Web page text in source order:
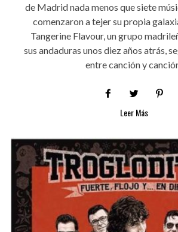
de Madrid nada menos que siete
comenzaron a tejer su propia
Tangerine Flavour, un grupo
sus andaduras unos diez años atrás,
entre canción y
Leer Más